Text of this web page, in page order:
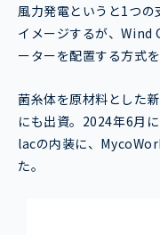
風力発電というと1つ
イメージするが、Wind
ーターを配置する方式を
菌糸体を原材料とした
にも出資。2024年6月
lacの内装に、
た。